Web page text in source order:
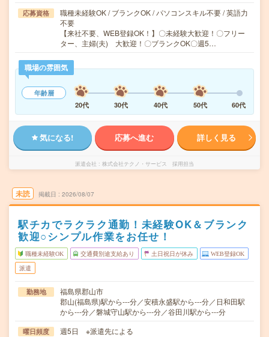
応募資格
職種未経験OK / ブランクOK / パソコンスキル不要 / 英語力
不要
【来社不要、WEB登録OK！】〇未経験大歓迎！〇フリー
ター、主婦(夫) 大歓迎！〇ブランクOK〇週5…
職場の雰囲気
年齢層
20代
30代 40代 50代 60代
気になる! 応募へ進む 詳しく見る
派遣会社 株式会社テクノ・サービス 採用担当
未読 掲載日 2026/08/07
駅チカでラクラク通勤！未経験OK＆ブランク
歓迎○シンプル作業をお任せ！
職種未経験OK 交通費別途支給あり 土日祝日が休み WEB登録OK
派遣
勤務地
福島県郡山市
郡山(福島県)駅から---分／安積永盛駅から---分／日和田駅
から---分／磐城守山駅から---分／谷田川駅から---分
曜日頻度 週5日 ※派遣先による